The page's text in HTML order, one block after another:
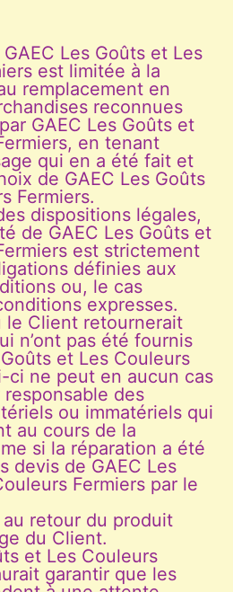
Les Goûts et Les
est limitée à la
remplacement en
reconnues
GAEC Les Goûts et
en tenant
qui en a été fait et
de GAEC Les Goûts
Fermiers.
dispositions légales,
de GAEC Les Goûts et
est strictement
définies aux
ou, le cas
expresses.
le Client retournerait
n’ont pas été fournis
et Les Couleurs
ci ne peut en aucun cas
des
ou immatériels qui
au cours de la
si la réparation a été
devis de GAEC Les
Fermiers par le
retour du produit
du Client.
et Les Couleurs
garantir que les